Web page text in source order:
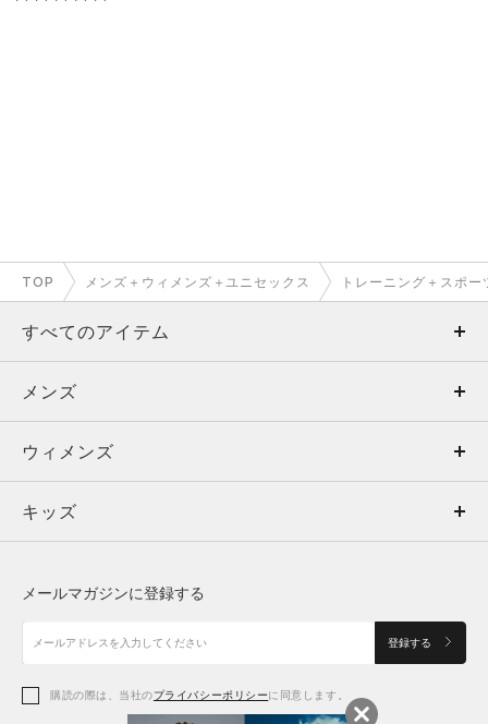
TOP メンズ＋ウィメンズ＋ユニセックス トレーニング＋スポー
すべてのアイテム
メンズ
ウィメンズ
キッズ
アクセサリー
メンズ
トップス
ボトムス
アクセサリー
ウィメンズ
トップス
シューズ
アクセサリー
キッズ
シューズ
メールマガジンに登録する
登録する
購読の際は、当社のプライバシーポリシーに同意します。